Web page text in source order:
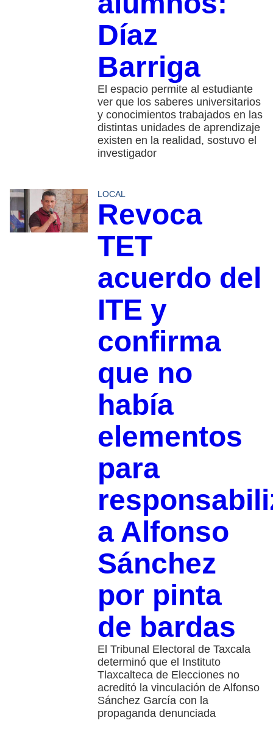
Díaz
Barriga
El espacio permite al estudiante
ver que los saberes universitarios
y conocimientos trabajados en las
distintas unidades de aprendizaje
existen en la realidad, sostuvo el
investigador
LOCAL
Revoca
TET
acuerdo del
ITE y
confirma
que no
había
elementos
para
a Alfonso
Sánchez
por pinta
de bardas
El Tribunal Electoral de Taxcala
determinó que el Instituto
Tlaxcalteca de Elecciones no
acreditó la vinculación de Alfonso
Sánchez García con la
propaganda denunciada